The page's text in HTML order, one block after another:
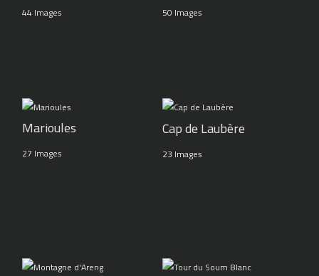
44 Images 50 Images
Marioules
27 Images
Cap de Laubère
23 Images